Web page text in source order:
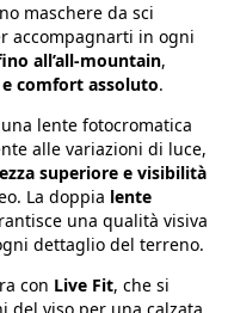
maschere da sci
accompagnarti in ogni
all’all-mountain,
comfort assoluto.
lente fotocromatica
alle variazioni di luce,
superiore e visibilità
La doppia lente
una qualità visiva
dettaglio del terreno.
con Live Fit, che si